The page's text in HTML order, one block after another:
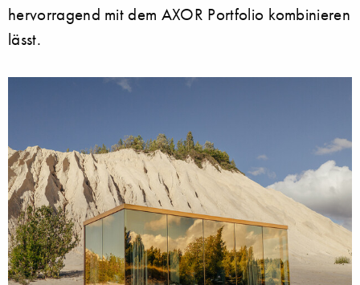
hervorragend mit dem AXOR Portfolio kombinieren
lässt.